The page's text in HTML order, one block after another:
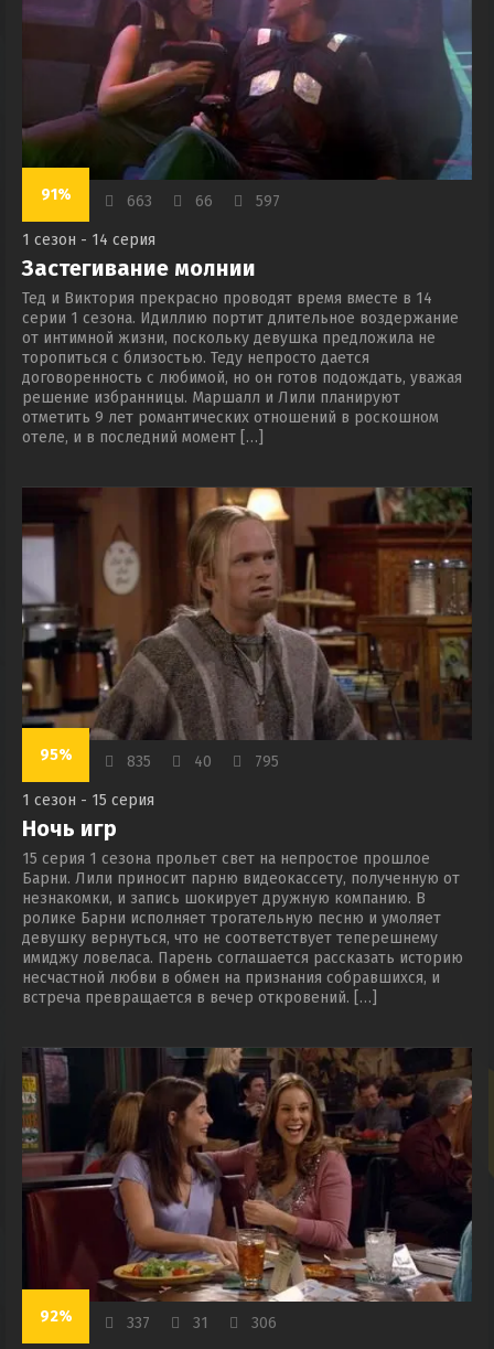
91% 663 66 597
1 сезон - 14 серия
Застегивание молнии
Тед и Виктория прекрасно проводят время вместе в 14
серии 1 сезона. Идиллию портит длительное воздержание
от интимной жизни, поскольку девушка предложила не
торопиться с близостью. Теду непросто дается
договоренность с любимой, но он готов подождать, уважая
решение избранницы. Маршалл и Лили планируют
отметить 9 лет романтических отношений в роскошном
отеле, и в последний момент […]
95% 835 40 795
1 сезон - 15 серия
Ночь игр
15 серия 1 сезона прольет свет на непростое прошлое
Барни. Лили приносит парню видеокассету, полученную от
незнакомки, и запись шокирует дружную компанию. В
ролике Барни исполняет трогательную песню и умоляет
девушку вернуться, что не соответствует теперешнему
имиджу ловеласа. Парень соглашается рассказать историю
несчастной любви в обмен на признания собравшихся, и
встреча превращается в вечер откровений. […]
92% 337 31 306